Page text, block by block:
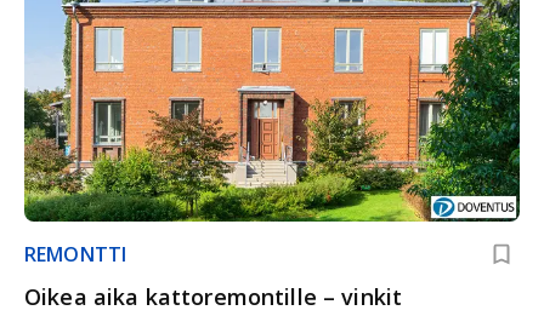
REMONTTI
Oikea aika kattoremontille – vinkit